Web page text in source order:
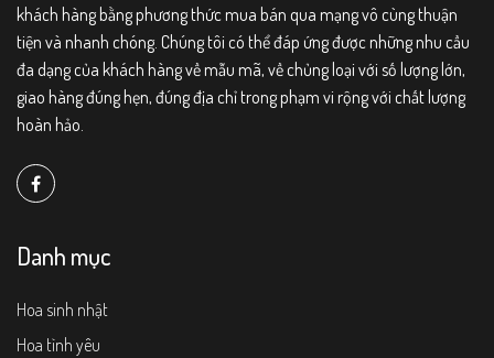
khách hàng bằng phương thức mua bán qua mạng vô cùng thuận
tiện và nhanh chóng. Chúng tôi có thể đáp ứng được những nhu cầu
đa dạng của khách hàng về mẫu mã, về chủng loại với số lượng lớn,
giao hàng đúng hẹn, đúng địa chỉ trong phạm vi rộng với chất lượng
hoàn hảo.
Danh mục
Hoa sinh nhật
Hoa tình yêu